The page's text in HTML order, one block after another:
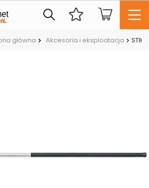
główna Akcesoria i eksploatacja